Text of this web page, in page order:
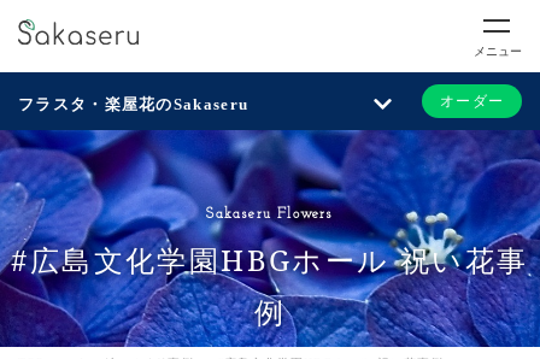
メニュー
フラスタ・楽屋花のSakaseru オーダー
Sakaseru Flowers
#広島文化学園HBGホール 祝い花事
例